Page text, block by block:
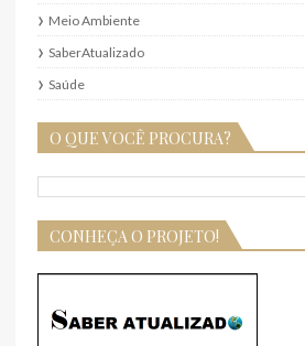
Meio Ambiente
SaberAtualizado
Saúde
O QUE VOCÊ PROCURA?
CONHEÇA O PROJETO!